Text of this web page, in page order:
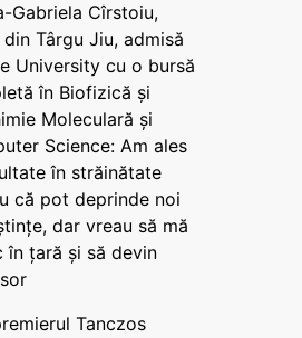
Gabriela Cîrstoiu,
Târgu Jiu, admisă
University cu o bursă
în Biofizică și
Moleculară și
Science: Am ales
în străinătate
că pot deprinde noi
dar vreau să mă
în țară și să devin
Tanczos